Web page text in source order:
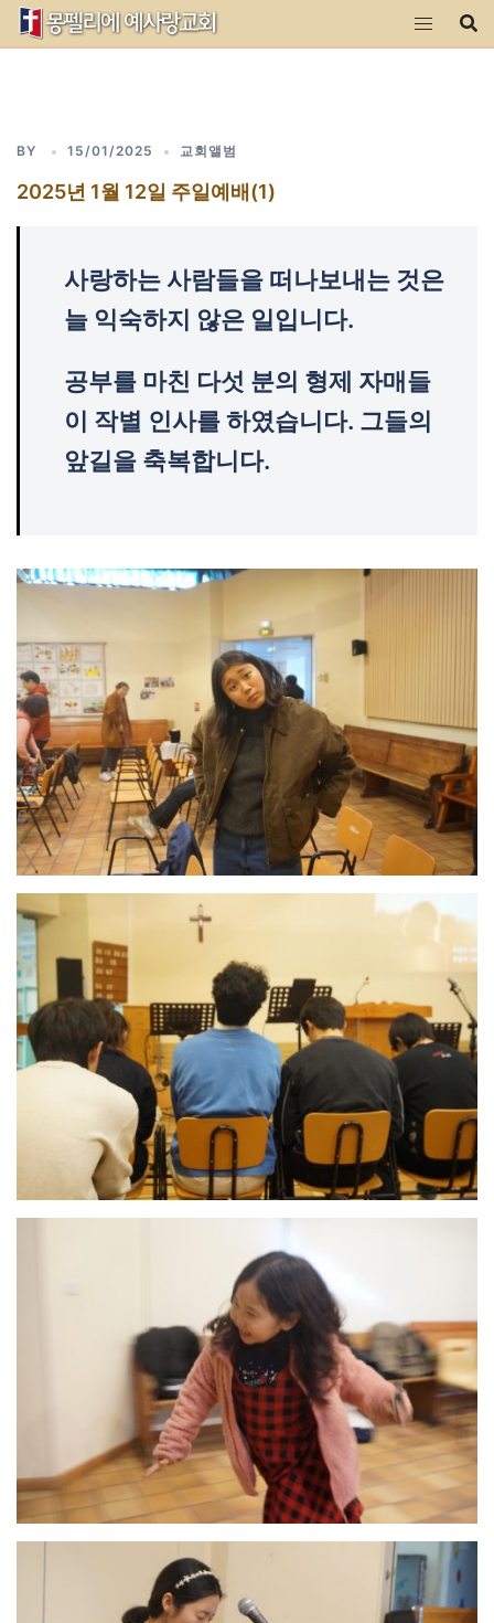
Skip
BY 15/01/2025 교회앨범
2025년 1월 12일 주일예배(1)
사랑하는 사람들을 떠나보내는 것은
늘 익숙하지 않은 일입니다.
공부를 마친 다섯 분의 형제 자매들
이 작별 인사를 하였습니다. 그들의
앞길을 축복합니다.